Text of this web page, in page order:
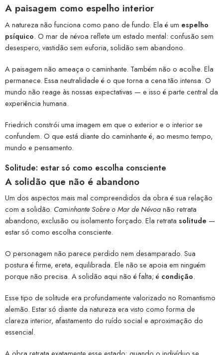
A paisagem como espelho interior
A natureza não funciona como pano de fundo. Ela é um espelho
psíquico. O mar de névoa reflete um estado mental: confusão sem
desespero, vastidão sem euforia, solidão sem abandono.
A paisagem não ameaça o caminhante. Também não o acolhe. Ela
permanece. Essa neutralidade é o que torna a cena tão intensa. O
mundo não reage às nossas expectativas — e isso é parte central da
experiência humana.
Friedrich constrói uma imagem em que o exterior e o interior se
confundem. O que está diante do caminhante é, ao mesmo tempo,
mundo e pensamento.
Solitude: estar só como escolha consciente
A solidão que não é abandono
Um dos aspectos mais mal compreendidos da obra é sua relação
com a solidão. Caminhante Sobre o Mar de Névoanão retrata
abandono, exclusão ou isolamento forçado. Ela retrata solitude —
estar só como escolha consciente.
O personagem não parece perdido nem desamparado. Sua
postura é firme, ereta, equilibrada. Ele não se apoia em ninguém
porque não precisa. A solidão aqui não é falta; é condição.
Esse tipo de solitude era profundamente valorizado no Romantismo
alemão. Estar só diante da natureza era visto como forma de
clareza interior, afastamento do ruído social e aproximação do
essencial.